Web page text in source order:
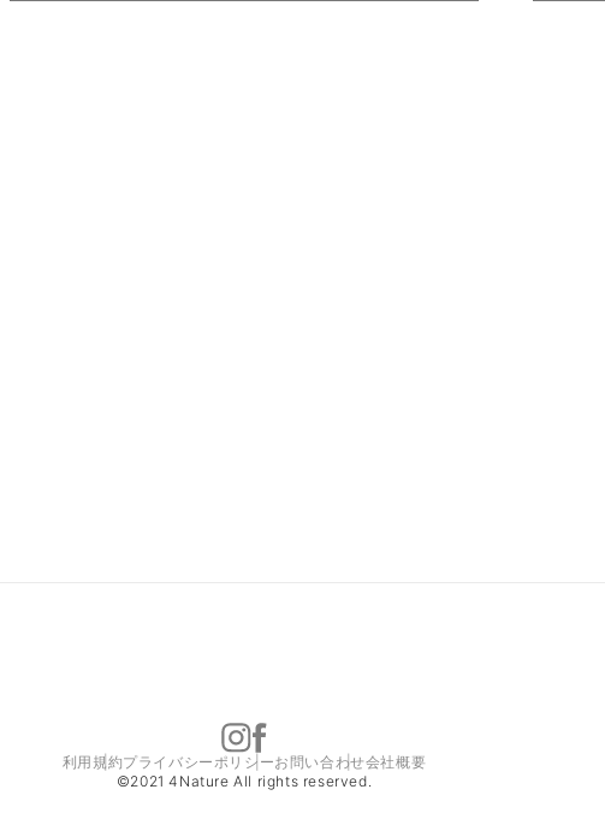
利用規約プライバシーポリシーお問い合わせ会社概要
©2021 4Nature All rights reserved.